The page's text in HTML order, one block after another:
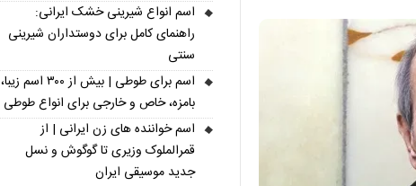
اسم انواع شیرینی خشک ایرانی:
راهنمای کامل برای دوستداران شیرینی
سنتی
اسم برای طوطی | بیش از ۳۰۰ اسم زیبا،
بامزه، خاص و خارجی برای انواع طوطی
اسم خواننده های زن ایرانی | از
قمرالملوک وزیری تا گوگوش و نسل
جدید موسیقی ایران